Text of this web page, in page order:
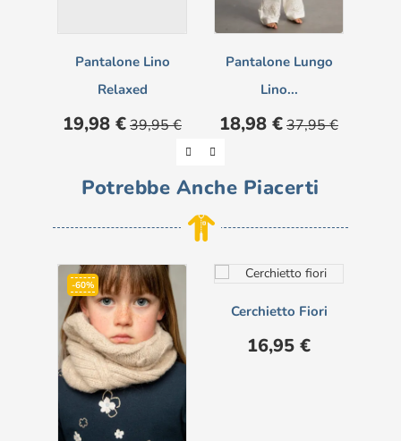
Pantalone Lino
Relaxed
Prezzo
19,98 € Prezzo
base
39,95 €
Pantalone Lungo
Lino...
Prezzo
18,98 € Prezzo
base
37,95 €
Potrebbe Anche Piacerti
-60%
Cerchietto Fiori
Prezzo
16,95 €